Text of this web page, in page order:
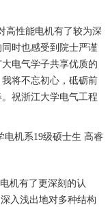
高性能电机有了较为深
时也感受到院士严谨
电气学子共享优质的
将不忘初心，砥砺前
祝浙江大学电气工程
机系19级硕士生 高睿
机有了更深刻的认
入浅出地对多种结构